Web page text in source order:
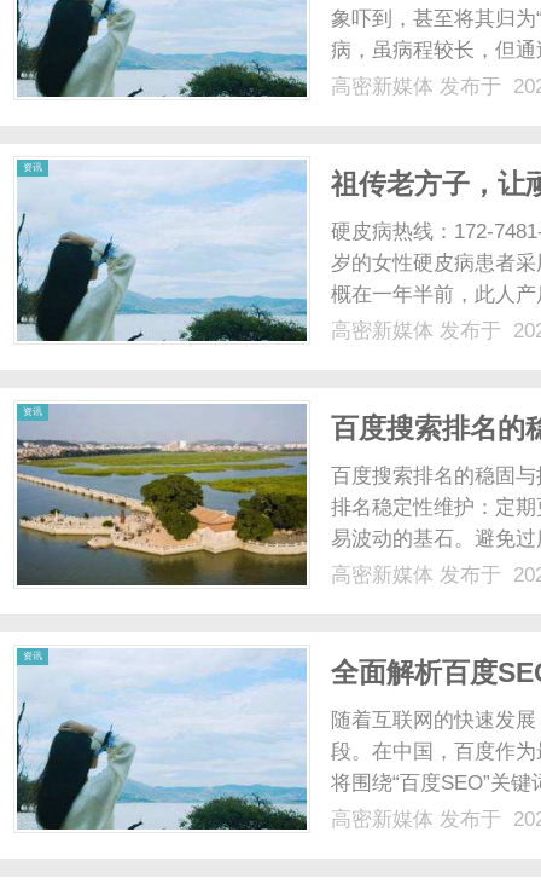
象吓到，甚至将其归
病，虽病程较长，但
天，我们结合真实案
高密新媒体 发布于
资讯
祖传老方子，让
硬皮病热线：172-
岁的女性硬皮病患者
概在一年半前，此人
现双手、双足皮肤发
高密新媒体 发布于
资讯
百度搜索排名的
百度搜索排名的稳固
排名稳定性维护：定
易波动的基石。避免
化搜索体验匹配：页
高密新媒体 发布于
资讯
全面解析百度
随着互联网的快速发
段。在中国，百度作
将围绕“百度SEO”关
百度搜索结果中的排
高密新媒体 发布于